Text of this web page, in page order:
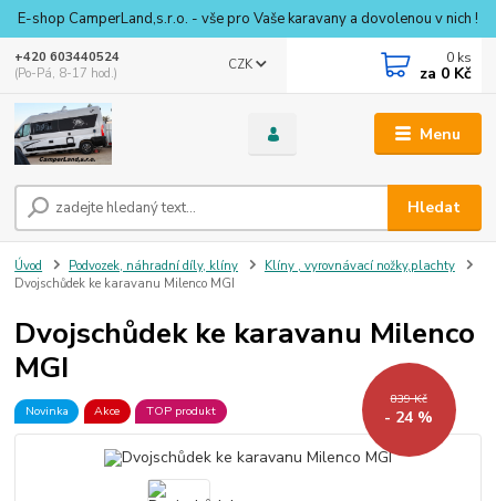
E-shop CamperLand,s.r.o. - vše pro Vaše karavany a dovolenou v nich !
Menu
CZK
Hledat
+420 603440524
(Po-Pá, 8-17 hod.)
0 ks
za 0 Kč
Úvod Podvozek, náhradní díly, klíny
Klíny , vyrovnávací nožky,plachty
Dvojschůdek ke karavanu Milenco MGI
Dvojschůdek ke karavanu Milenco
MGI
Novinka Akce TOP produkt
839 Kč
- 24 %